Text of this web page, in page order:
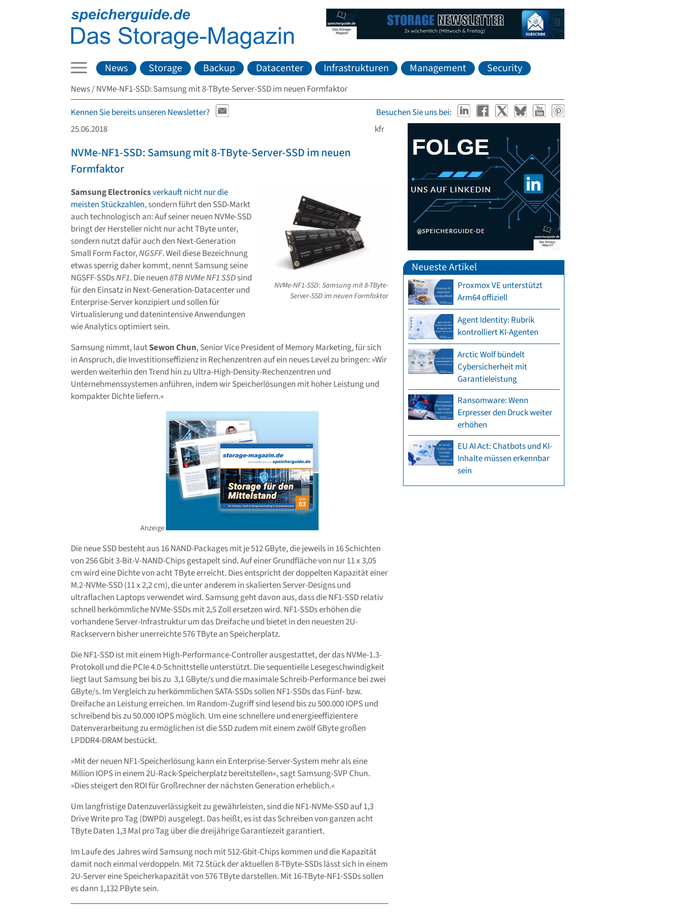
News Storage Backup Datacenter Infrastrukturen Management Security
News NVMe-NF1-SSD: Samsung mit 8-TByte-Server-SSD im neuen Formfaktor
Kennen Sie bereits unseren Newsletter?
Besuchen Sie uns bei:
25.06.2018
kfr
NVMe-NF1-SSD: Samsung mit 8-TByte-Server-SSD im neuen
Formfaktor
NVMe-NF1-SSD: Samsung mit 8-TByte-
Server-SSD im neuen Formfaktor
Samsung Electronicsverkauft nicht nur die
meisten Stückzahlen, sondern führt den SSD-Markt
auch technologisch an: Auf seiner neuen NVMe-SSD
bringt der Hersteller nicht nur acht TByte unter,
sondern nutzt dafür auch den Next-Generation
Small Form Factor,NGSFF. Weil diese Bezeichnung
etwas sperrig daher kommt, nennt Samsung seine
NGSFF-SSDsNF1. Die neuen8TB NVMe NF1 SSDsind
für den Einsatz in Next-Generation-Datacenter und
Enterprise-Server konzipiert und sollen für
Virtualisierung und datenintensive Anwendungen
wie Analytics optimiert sein.
Samsung nimmt, lautSewon Chun, Senior Vice President of Memory Marketing, für sich
in Anspruch, die Investitionseffizienz in Rechenzentren auf ein neues Level zu bringen: »Wir
werden weiterhin den Trend hin zu Ultra-High-Density-Rechenzentren und
Unternehmenssystemen anführen, indem wir Speicherlösungen mit hoher Leistung und
kompakter Dichte liefern.«
Anzeige
Die neue SSD besteht aus 16 NAND-Packages mit je 512 GByte, die jeweils in 16 Schichten
von 256 Gbit 3-Bit-V-NAND-Chips gestapelt sind. Auf einer Grundfläche von nur 11 x 3,05
cm wird eine Dichte von acht TByte erreicht. Dies entspricht der doppelten Kapazität einer
M.2-NVMe-SSD (11 x 2,2 cm), die unter anderem in skalierten Server-Designs und
ultraflachen Laptops verwendet wird. Samsung geht davon aus, dass die NF1-SSD relativ
schnell herkömmliche NVMe-SSDs mit 2,5 Zoll ersetzen wird. NF1-SSDs erhöhen die
vorhandene Server-Infrastruktur um das Dreifache und bietet in den neuesten 2U-
Rackservern bisher unerreichte 576 TByte an Speicherplatz.
Die NF1-SSD ist mit einem High-Performance-Controller ausgestattet, der das NVMe-1.3-
Protokoll und die PCIe 4.0-Schnittstelle unterstützt. Die sequentielle Lesegeschwindigkeit
liegt laut Samsung bei bis zu 3,1 GByte/s und die maximale Schreib-Performance bei zwei
GByte/s. Im Vergleich zu herkömmlichen SATA-SSDs sollen NF1-SSDs das Fünf- bzw.
Dreifache an Leistung erreichen. Im Random-Zugriff sind lesend bis zu 500.000 IOPS und
schreibend bis zu 50.000 IOPS möglich. Um eine schnellere und energieeffizientere
Datenverarbeitung zu ermöglichen ist die SSD zudem mit einem zwölf GByte großen
LPDDR4-DRAM bestückt.
»Mit der neuen NF1-Speicherlösung kann ein Enterprise-Server-System mehr als eine
Million IOPS in einem 2U-Rack-Speicherplatz bereitstellen«, sagt Samsung-SVP Chun.
»Dies steigert den ROI für Großrechner der nächsten Generation erheblich.«
Um langfristige Datenzuverlässigkeit zu gewährleisten, sind die NF1-NVMe-SSD auf 1,3
Drive Write pro Tag (DWPD) ausgelegt. Das heißt, es ist das Schreiben von ganzen acht
TByte Daten 1,3 Mal pro Tag über die dreijährige Garantiezeit garantiert.
Im Laufe des Jahres wird Samsung noch mit 512-Gbit-Chips kommen und die Kapazität
damit noch einmal verdoppeln. Mit 72 Stück der aktuellen 8-TByte-SSDs lässt sich in einem
2U-Server eine Speicherkapazität von 576 TByte darstellen. Mit 16-TByte-NF1-SSDs sollen
es dann 1,132 PByte sein.
Neueste Artikel
Proxmox VE unterstützt
Arm64 offiziell
Agent Identity: Rubrik
kontrolliert KI-Agenten
Arctic Wolf bündelt
Cybersicherheit mit
Garantieleistung
Ransomware: Wenn
Erpresser den Druck weiter
erhöhen
EU AI Act: Chatbots und KI-
Inhalte müssen erkennbar
sein